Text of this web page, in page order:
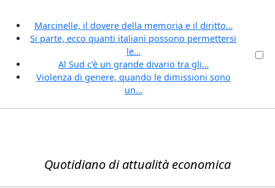
Marcinelle, il dovere della memoria e il diritto…
Si parte, ecco quanti italiani possono permettersi
le…
Al Sud c’è un grande divario tra gli…
Violenza di genere, quando le dimissioni sono
un…
Quotidiano di attualità economica